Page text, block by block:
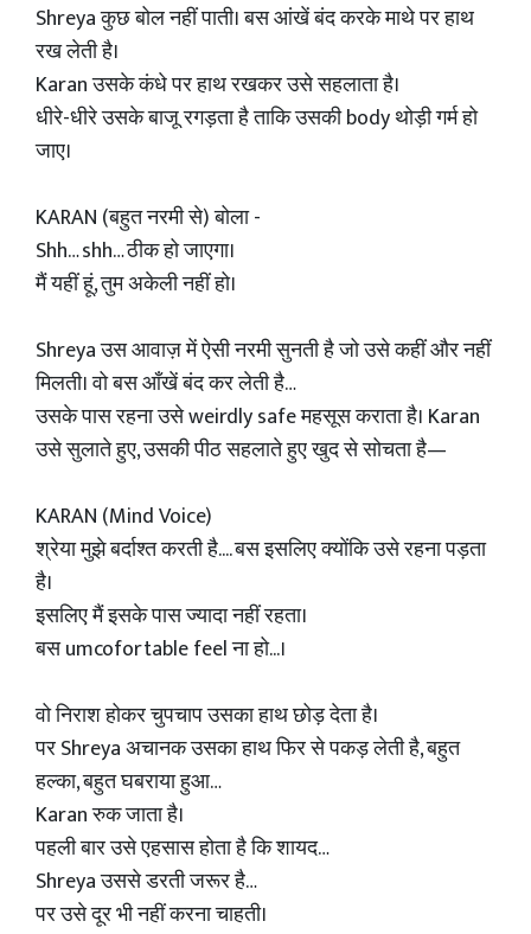
Shreya कुछ बोल नहीं पाती। बस आंखें बंद करके माथे पर हाथ
रख लेती है।
Karan उसके कंधे पर हाथ रखकर उसे सहलाता है।
धीरे-धीरे उसके बाजू रगड़ता है ताकि उसकी body थोड़ी गर्म हो
जाए।
KARAN (बहुत नरमी से) बोला -
Shh… shh… ठीक हो जाएगा।
मैं यहीं हूं, तुम अकेली नहीं हो।
Shreya उस आवाज़ में ऐसी नरमी सुनती है जो उसे कहीं और नहीं
मिलती। वो बस आँखें बंद कर लेती है…
उसके पास रहना उसे weirdly safe महसूस कराता है। Karan
उसे सुलाते हुए, उसकी पीठ सहलाते हुए खुद से सोचता है—
KARAN (Mind Voice)
श्रेया मुझे बर्दाश्त करती है.... बस इसलिए क्योंकि उसे रहना पड़ता
है।
इसलिए मैं इसके पास ज्यादा नहीं रहता।
बस umcofortable feel ना हो...।
वो निराश होकर चुपचाप उसका हाथ छोड़ देता है।
पर Shreya अचानक उसका हाथ फिर से पकड़ लेती है, बहुत
हल्का, बहुत घबराया हुआ…
Karan रुक जाता है।
पहली बार उसे एहसास होता है कि शायद…
Shreya उससे डरती जरूर है…
पर उसे दूर भी नहीं करना चाहती।